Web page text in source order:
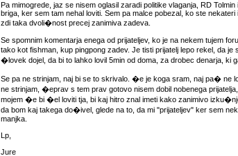
Pa mimogrede, jaz se nisem oglasil zaradi politike vlaganja, RD
briga, ker sem tam nehal loviti. Sem pa malce pobezal, ko ste
zdi taka dvoli�nost precej zanimiva zadeva.
Se spomnim komentarja enega od prijateljev, ko je na nekem tujem
tako kot fishman, kup pingpong zadev. Je tisti prijatelj lepo rekel, da
�lovek dojel, da bi to lahko lovil 5min od doma, za drobec denarja, ki
Se pa ne strinjam, naj bi se to skrivalo. �e je koga sram, naj pa� ne
ne strinjam, �eprav s tem prav gotovo nisem dobil nobenega
mojem �e bi �el loviti tja, bi kaj hitro znal imeti kako zanimivo
da bom kaj takega do�ivel, glede na to, da mi "prijateljev" ker sem
manjka.
Lp,
Jure